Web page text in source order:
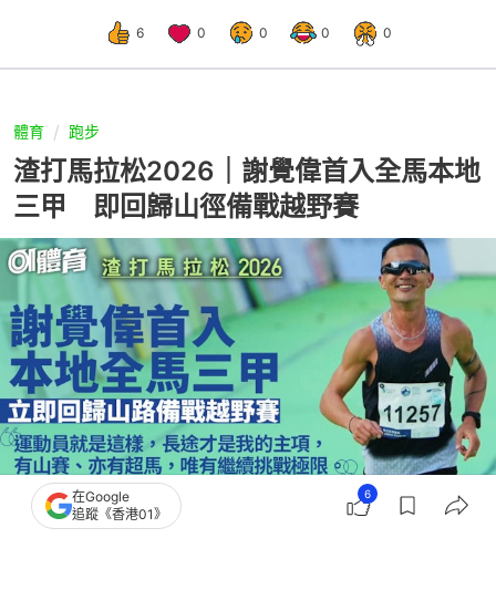
6 0 0 0 0
體育 跑步
渣打馬拉松2026｜謝覺偉首入全馬本地
三甲 即回歸山徑備戰越野賽
撰文：李思詠
在Google
追蹤《香港01》
6